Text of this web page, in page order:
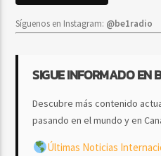
Síguenos en Instagram: @be1radio
SIGUE INFORMADO EN
Descubre más contenido
pasando en el mundo y en
Últimas Noticias